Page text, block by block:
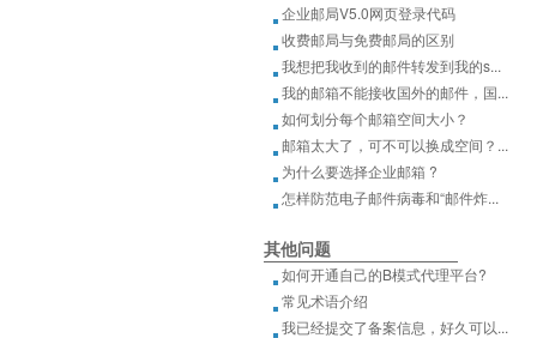
企业邮局V5.0网页登录代码
收费邮局与免费邮局的区别
我想把我收到的邮件转发到我的s...
我的邮箱不能接收国外的邮件，国...
如何划分每个邮箱空间大小？
邮箱太大了，可不可以换成空间？...
为什么要选择企业邮箱 ?
怎样防范电子邮件病毒和“邮件炸...
其他问题
如何开通自己的B模式代理平台?
常见术语介绍
我已经提交了备案信息，好久可以...